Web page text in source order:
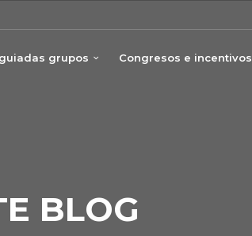
grupos Congresos e incentivos
BLOG